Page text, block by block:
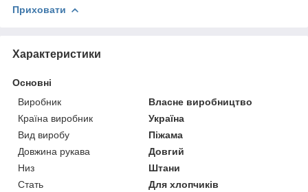
Приховати
Характеристики
Основні
Виробник
Власне виробництво
Країна виробник
Україна
Вид виробу
Піжама
Довжина рукава
Довгий
Низ
Штани
Стать
Для хлопчиків